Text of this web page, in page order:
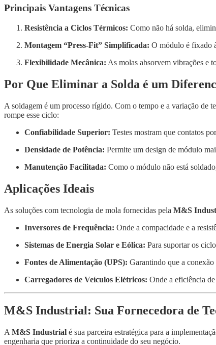
Principais Vantagens Técnicas
Resistência a Ciclos Térmicos: Como não há solda,
Montagem “Press-Fit” Simplificada: O módulo é fixado
Flexibilidade Mecânica: As molas absorvem vibrações e
Por Que Eliminar a Solda é um
A soldagem é um processo rígido. Com o tempo e a variação de
rompe esse ciclo:
Confiabilidade Superior: Testes mostram que contatos
Densidade de Potência: Permite um design de módulo
Manutenção Facilitada: Como o módulo não está
Aplicações Ideais
As soluções com tecnologia de mola fornecidas pela M&S
Inversores de Frequência: Onde a compacidade e a
Sistemas de Energia Solar e Eólica: Para suportar os
Fontes de Alimentação (UPS): Garantindo que a
Carregadores de Veículos Elétricos: Onde a eficiência
M&S Industrial: Sua Fornecedora de
A M&S Industrial é sua parceira estratégica para a
engenharia que prioriza a continuidade do seu negócio.